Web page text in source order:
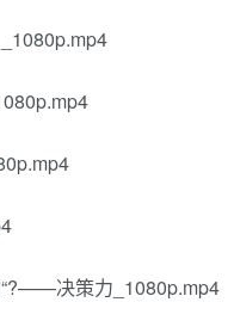
“?——决策力_1080p.mp4